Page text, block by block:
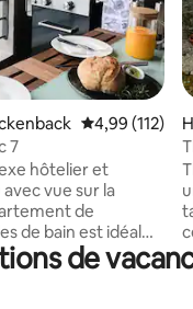
111 commentaires :
Évaluation
4,99 (112)
7
hôtelier et
vue sur la
de
de bain est idéal
ou des
Toutes
k
de